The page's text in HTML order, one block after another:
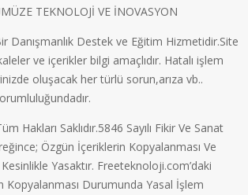
TEKNOLOJİ VE İNOVASYON
Danışmanlık Destek ve Eğitim Hizmetidir.Site
ve içerikler bilgi amaçlıdır. Hatalı işlem
oluşacak her türlü sorun,arıza vb..
Hakları Saklıdır.5846 Sayılı Fikir Ve Sanat
Özgün İçeriklerin Kopyalanması Ve
Kesinlikle Yasaktır. Freeteknoloji.com’daki
Kopyalanması Durumunda Yasal İşlem